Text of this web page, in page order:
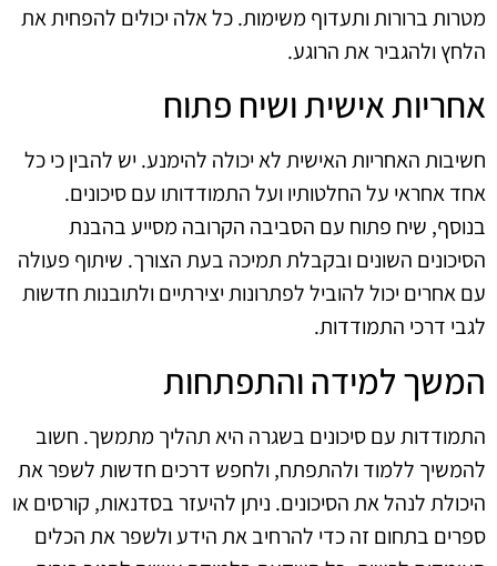
מטרות ברורות ותעדוף משימות. כל אלה יכולים להפחית את
הלחץ ולהגביר את הרוגע.
אחריות אישית ושיח פתוח
חשיבות האחריות האישית לא יכולה להימנע. יש להבין כי כל
אחד אחראי על החלטותיו ועל התמודדותו עם סיכונים.
בנוסף, שיח פתוח עם הסביבה הקרובה מסייע בהבנת
הסיכונים השונים ובקבלת תמיכה בעת הצורך. שיתוף פעולה
עם אחרים יכול להוביל לפתרונות יצירתיים ולתובנות חדשות
לגבי דרכי התמודדות.
המשך למידה והתפתחות
התמודדות עם סיכונים בשגרה היא תהליך מתמשך. חשוב
להמשיך ללמוד ולהתפתח, ולחפש דרכים חדשות לשפר את
היכולת לנהל את הסיכונים. ניתן להיעזר בסדנאות, קורסים או
ספרים בתחום זה כדי להרחיב את הידע ולשפר את הכלים